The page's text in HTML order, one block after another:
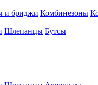
и бриджи Комбинезоны
Шлепанцы Бутсы